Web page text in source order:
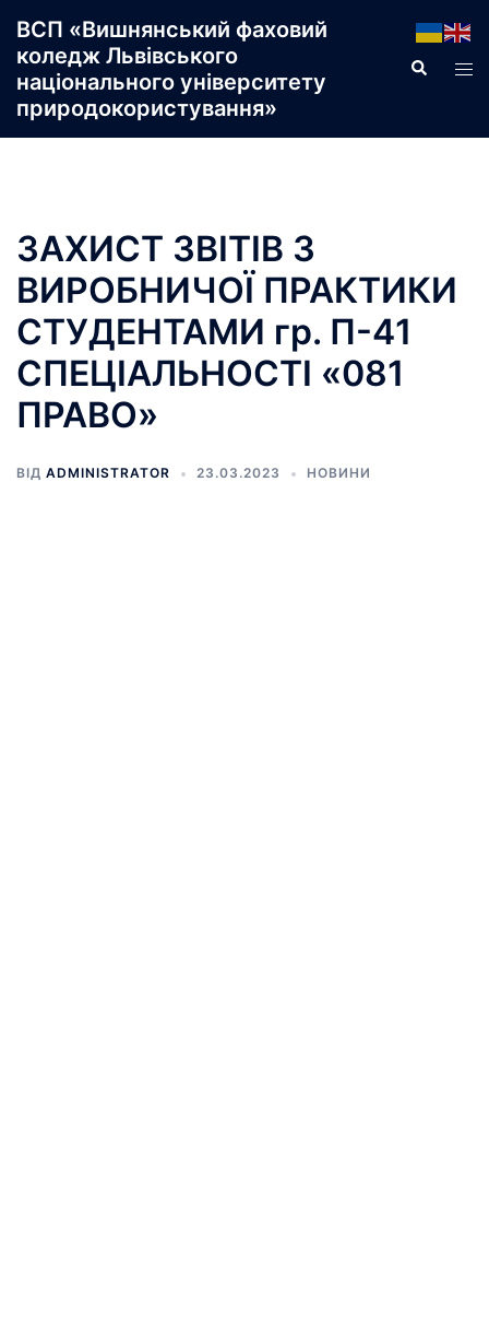
до
вмісту
ВСП «Вишнянський фаховий
коледж Львівського
національного університету
природокористування»
Пошук
ЗАХИСТ ЗВІТІВ З
ВИРОБНИЧОЇ ПРАКТИКИ
СТУДЕНТАМИ гр. П-41
СПЕЦІАЛЬНОСТІ «081
ПРАВО»
ВІД ADMINISTRATOR 23.03.2023 НОВИНИ